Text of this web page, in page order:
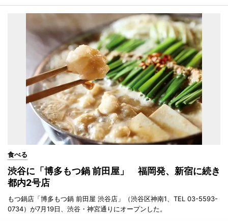
食べる
渋谷に「博多もつ鍋 前田屋」 福岡発、新宿に続き
都内2号店
もつ鍋店「博多もつ鍋 前田屋 渋谷店」（渋谷区神南1、TEL 03-5593-
0734）が7月19日、渋谷・神宮通りにオープンした。